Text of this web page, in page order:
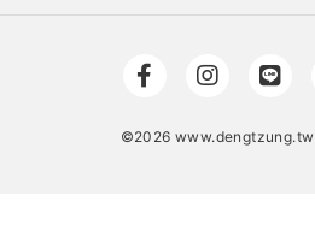
©2026 www.dengtzung.tw